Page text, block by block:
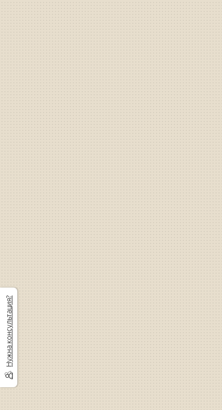
Нужна консультация?